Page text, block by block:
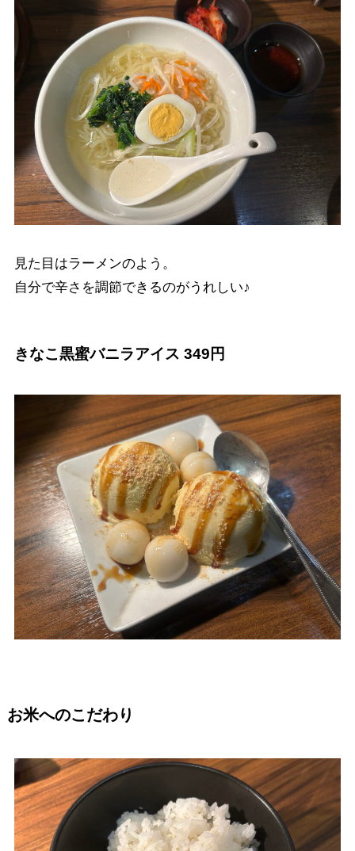
見た目はラーメンのよう。
自分で辛さを調節できるのがうれしい♪
きなこ黒蜜バニラアイス 349円
お米へのこだわり